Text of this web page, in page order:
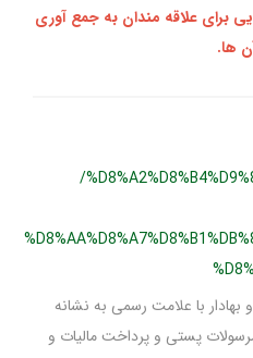
برای علاقه‌ مندان به جمع‌ آوری
/
با علامت رسمی به نشانه
پستی و پرداخت مالیات و